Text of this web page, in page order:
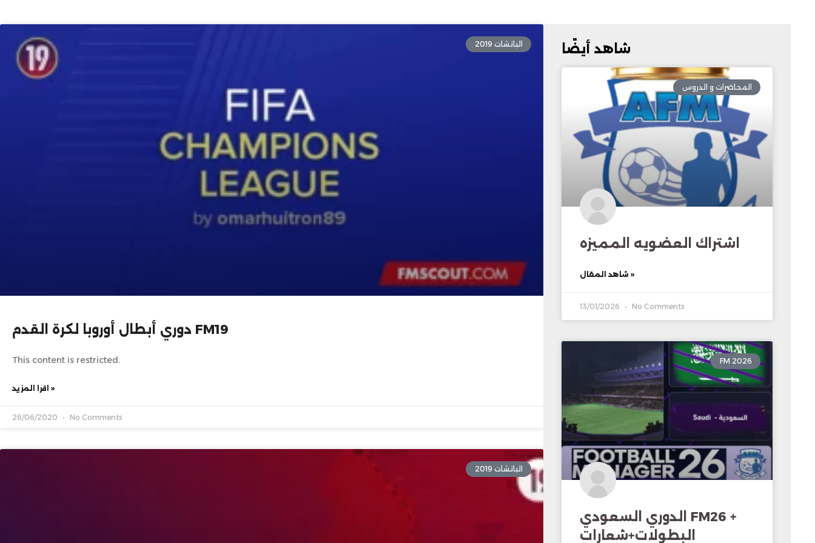
الباتشات 2019
دوري أبطال أوروبا لكرة القدم FM19
This content is restricted.
اقرا المزيد »
26/06/2020 No Comments
الباتشات 2019
شاهد أيضًا
المحاضرات و الدروس
اشتراك العضويه المميزه
شاهد المقال »
13/01/2026 No Comments
FM 2026
الدوري السعودي FM26 +
البطولات+شعارات